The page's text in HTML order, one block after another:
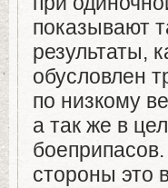
показывают
результаты,
обусловлен
по низкому
а так же в
стороны это